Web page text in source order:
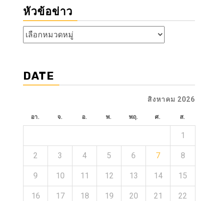
หัวข้อข่าว
หัวข้อ
ข่าว
DATE
สิงหาคม 2026
อา. จ. อ. พ. พฤ. ศ. ส.
1
2 3 4 5 6 7 8
9 10 11 12 13 14 15
16 17 18 19 20 21 22